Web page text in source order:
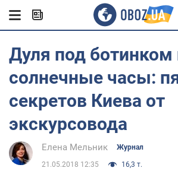
Дуля под ботинком
солнечные часы:
секретов Киева от
экскурсовода
Елена Мельник Журнал
21.05.2018 12:35 16,3 т.